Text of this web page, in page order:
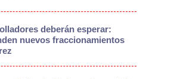
deberán esperar:
nuevos fraccionamientos